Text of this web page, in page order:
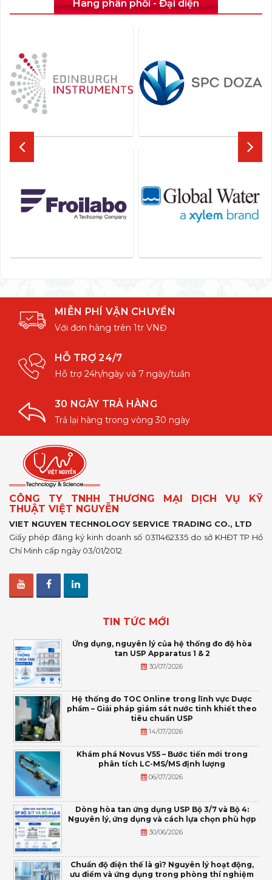
Hãng phân phối - Đại diện
MIỄN PHÍ VẬN CHUYỂN
Với đơn hàng trên 1tr VNĐ
HỖ TRỢ 24/7
Hỗ trợ 24h/ngày và 7 ngày/tuần
30 NGÀY TRẢ HÀNG
Trả lại hàng trong vòng 30 ngày
CÔNG TY TNHH THƯƠNG MẠI DỊCH VỤ KỸ
THUẬT VIỆT NGUYỄN
VIET NGUYEN TECHNOLOGY SERVICE TRADING CO., LTD
Giấy phép đăng ký kinh doanh số 0311462335 do sở KHĐT TP Hồ
Chí Minh cấp ngày 03/01/2012
TIN TỨC MỚI
Ứng dụng, nguyên lý của hệ thống đo độ hòa
tan USP Apparatus 1 & 2
30/07/2026
Hệ thống đo TOC Online trong lĩnh vực Dược
phẩm – Giải pháp giám sát nước tinh khiết theo
tiêu chuẩn USP
14/07/2026
Khám phá Novus V55 – Bước tiến mới trong
phân tích LC-MS/MS định lượng
06/07/2026
Dòng hòa tan ứng dụng USP Bộ 3/7 và Bộ 4:
Nguyên lý, ứng dụng và cách lựa chọn phù hợp
30/06/2026
Chuẩn độ điện thế là gì? Nguyên lý hoạt động,
ưu điểm và ứng dụng trong phòng thí nghiệm